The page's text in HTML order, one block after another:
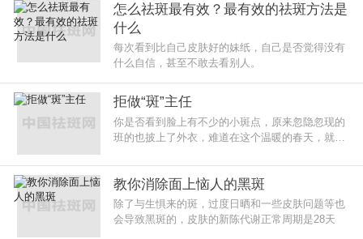
怎么祛斑最有效？最有效的祛斑方法是
什么
每次看到比自己皮肤好的妹纸，自己是否觉得没有
什么自信，甚至不敢去看别人。
拒做“斑”主任
你是否看到脸上有不少的小斑点，原来忽隐忽现的
班的也披上了外衣，难道在这个温暖的春天，就这
教你消除面上恼人的黑斑
除了与生惧来的斑，过度日晒和一些皮肤问题等也
会导致黑斑的，皮肤的新陈代谢正常周期是28天